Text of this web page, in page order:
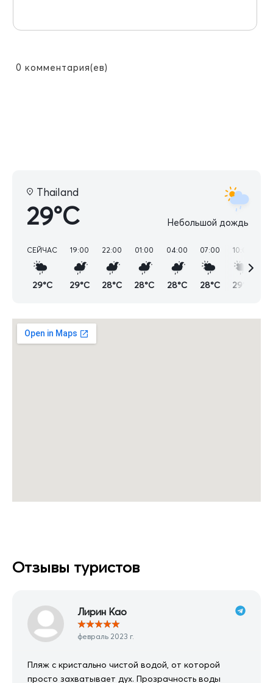
0 комментария(ев)
Thailand
29°C Небольшой дождь
СЕЙЧАС
29°C
19:00
29°C
22:00
28°C
01:00
28°C
04:00
28°C
07:00
28°C
10:00
29°C
Отзывы туристов
Лирин Као
★★★★★
февраль 2023 г.
Пляж с кристально чистой водой, от которой
просто захватывает дух. Прозрачность воды